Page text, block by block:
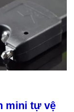
mini tự vệ